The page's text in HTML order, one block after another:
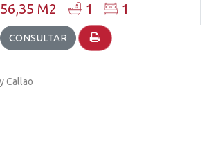
56,35 M2 1 1
CONSULTAR